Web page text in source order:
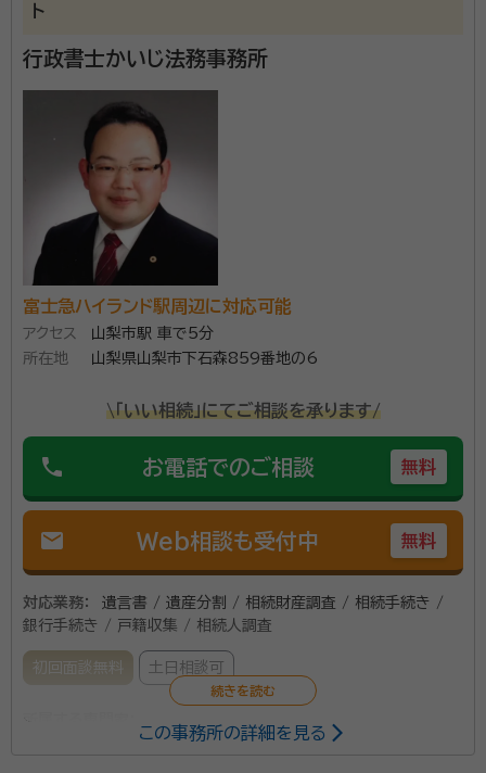
ト
行政書士かいじ法務事務所
富士急ハイランド駅周辺に対応可能
アクセス
山梨市駅 車で5分
所在地
山梨県山梨市下石森859番地の6
\「いい相続」にてご相談を承ります/
phone お電話でのご相談 無料
mail Web相談も受付中 無料
対応業務：
遺言書 / 遺産分割 / 相続財産調査 / 相続手続き /
銀行手続き / 戸籍収集 / 相続人調査
初回面談無料 土日相談可
この事務所の詳細を見る